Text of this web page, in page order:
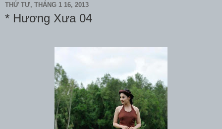
THỨ TƯ, THÁNG 1 16, 2013
* Hương Xưa 04